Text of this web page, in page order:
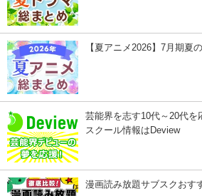
【夏アニメ2026】7月期夏
芸能界を志す10代～20代を
スクール情報はDeview
漫画読み放題サブスクおす